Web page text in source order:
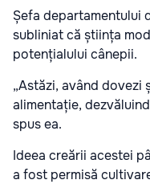
Șefa departamentului
subliniat că știința
potențialului cânepii.
„Astăzi, având
alimentație,
spus ea.
Ideea creării acestei
a fost permisă